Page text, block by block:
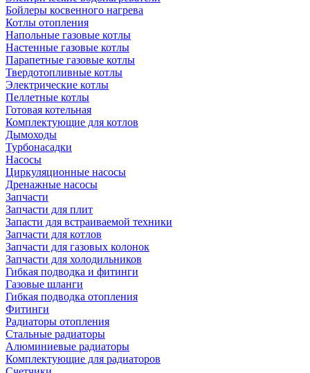
Бойлеры косвенного нагрева
Котлы отопления
Напольные газовые котлы
Настенные газовые котлы
Парапетные газовые котлы
Твердотопливные котлы
Электрические котлы
Пеллетные котлы
Готовая котельная
Комплектующие для котлов
Дымоходы
Турбонасадки
Насосы
Циркуляционные насосы
Дренажные насосы
Запчасти
Запчасти для плит
Запасти для встраиваемой техники
Запчасти для котлов
Запчасти для газовых колонок
Запчасти для холодильников
Гибкая подводка и фитинги
Газовые шланги
Гибкая подводка отопления
Фитинги
Радиаторы отопления
Стальные радиаторы
Алюминиевые радиаторы
Комплектующие для радиаторов